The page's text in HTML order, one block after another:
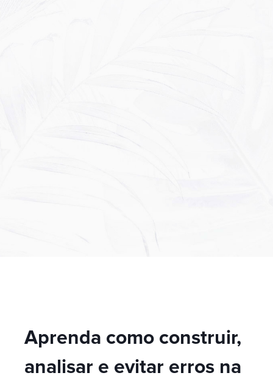
Aprenda como construir,
analisar e evitar erros na